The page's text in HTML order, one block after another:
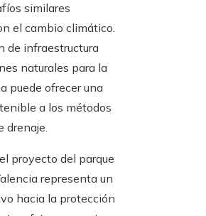
similares
el cambio climático.
de infraestructura
naturales para la
puede ofrecer una
a los métodos
drenaje.
proyecto del parque
representa un
hacia la protección